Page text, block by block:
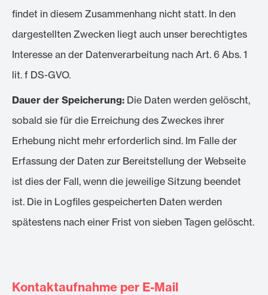
findet in diesem Zusammenhang nicht statt. In den
dargestellten Zwecken liegt auch unser berechtigtes
Interesse an der Datenverarbeitung nach Art. 6 Abs. 1
lit. f DS-GVO.
Dauer der Speicherung: Die Daten werden gelöscht,
sobald sie für die Erreichung des Zweckes ihrer
Erhebung nicht mehr erforderlich sind. Im Falle der
Erfassung der Daten zur Bereitstellung der Webseite
ist dies der Fall, wenn die jeweilige Sitzung beendet
ist. Die in Logfiles gespeicherten Daten werden
spätestens nach einer Frist von sieben Tagen gelöscht.
Kontaktaufnahme per E-Mail